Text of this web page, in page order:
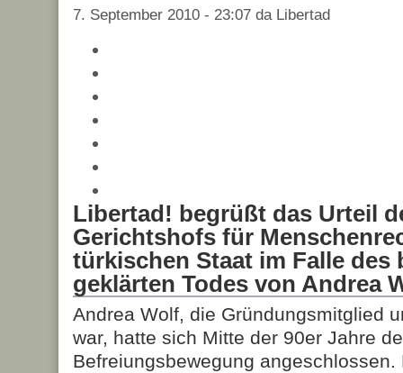
7. September 2010 - 23:07 da Libertad
Libertad! begrüßt das Urteil
Gerichtshofs für
türkischen Staat im Falle des
geklärten Todes von Andrea
Andrea Wolf, die Gründungsmitglied
war, hatte sich Mitte der 90er Jahre
Befreiungsbewegung